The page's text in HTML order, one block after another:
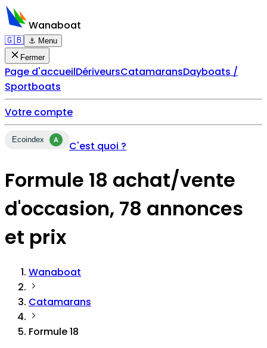
Wanaboat
🇬🇧 ⚓ Menu
Fermer
Page d'accueilDériveursCatamaransDayboats /
Sportboats
Votre compte
Ecoindex A C'est quoi ?
Formule 18 achat/vente
d'occasion, 78 annonces
et prix
Wanaboat
Catamarans
Formule 18